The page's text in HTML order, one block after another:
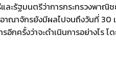
รัฐมนตรีว่าการกระทรวงพาณิ
าณาจักรยังมีผลไปจนถึงวันที่
กครั้งว่าจะดำเนินการอย่างไร